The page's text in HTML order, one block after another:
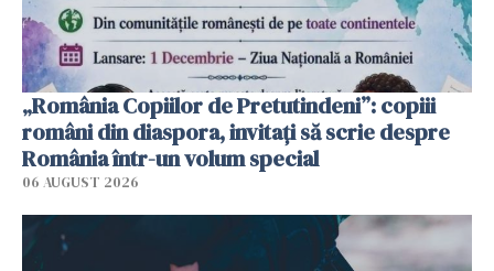
„România Copiilor de Pretutindeni”: copiii
români din diaspora, invitați să scrie despre
România într-un volum special
06 AUGUST 2026